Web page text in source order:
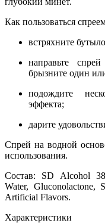
Как пользоваться
встряхните
направьте
брызните один
подождите
эффекта;
дарите
Спрей на водной
использования.
Состав: SD Alcohol
Water, Gluconolactone,
Artificial Flavors.
Характеристики